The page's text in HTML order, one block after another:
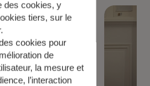
des cookies, y
tiers, sur le
cookies pour
de
la mesure et
l’interaction